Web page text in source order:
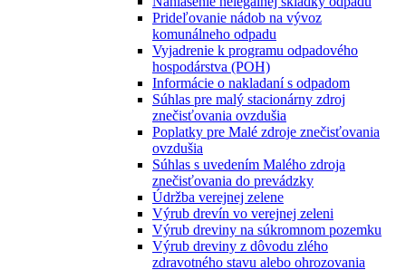
Prideľovanie nádob na vývoz
komunálneho odpadu
Vyjadrenie k programu odpadového
hospodárstva (POH)
Informácie o nakladaní s odpadom
Súhlas pre malý stacionárny zdroj
znečisťovania ovzdušia
Poplatky pre Malé zdroje znečisťovania
ovzdušia
Súhlas s uvedením Malého zdroja
znečisťovania do prevádzky
Údržba verejnej zelene
Výrub drevín vo verejnej zeleni
Výrub dreviny na súkromnom pozemku
Výrub dreviny z dôvodu zlého
zdravotného stavu alebo ohrozovania